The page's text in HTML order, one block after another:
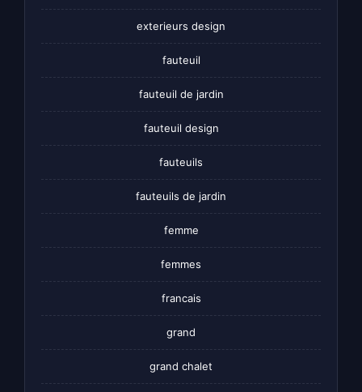
exterieurs design
fauteuil
fauteuil de jardin
fauteuil design
fauteuils
fauteuils de jardin
femme
femmes
francais
grand
grand chalet